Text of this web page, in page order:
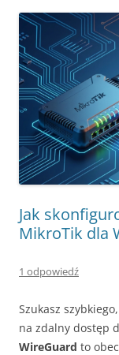
Jak
MikroTik dla
1 odpowiedź
Szukasz
na zdalny dostęp
WireGuard to